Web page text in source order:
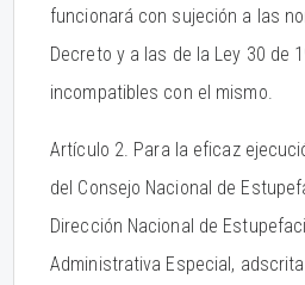
funcionará con sujeción a las
Decreto y a las de la Ley 30 de
incompatibles con el mismo.
Artículo 2. Para la eficaz
del Consejo Nacional de
Dirección Nacional de
Administrativa Especial,